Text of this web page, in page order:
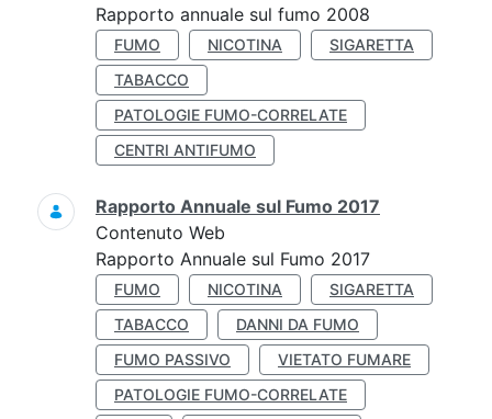
Rapporto annuale sul fumo 2008
FUMO NICOTINA
SIGARETTA
TABACCO
PATOLOGIE FUMO-CORRELATE
CENTRI ANTIFUMO
Rapporto Annuale sul Fumo 2017
Contenuto Web
Rapporto Annuale sul Fumo 2017
FUMO NICOTINA
SIGARETTA
TABACCO
DANNI DA FUMO
FUMO PASSIVO
VIETATO FUMARE
PATOLOGIE FUMO-CORRELATE